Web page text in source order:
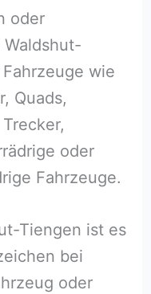
oder
wie
Quads,
oder
Fahrzeuge.
Tiengen ist es
bei
oder